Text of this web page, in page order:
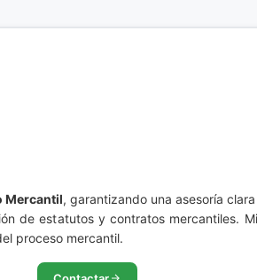
Mercantil, garantizando una asesoría
de estatutos y contratos mercantiles.
proceso mercantil.